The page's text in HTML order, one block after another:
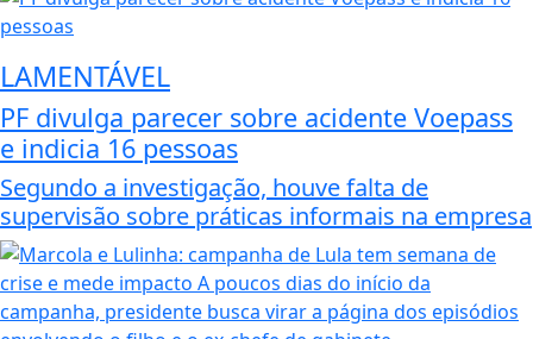
LAMENTÁVEL
PF divulga parecer sobre acidente Voepass
e indicia 16 pessoas
Segundo a investigação, houve falta de
supervisão sobre práticas informais na empresa